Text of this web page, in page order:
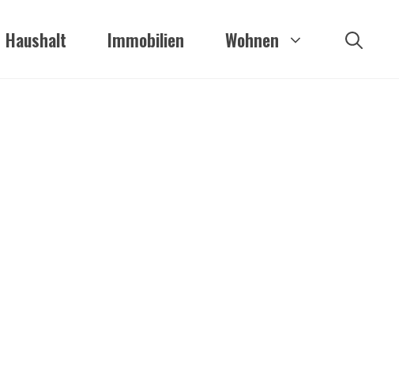
Haushalt Immobilien Wohnen